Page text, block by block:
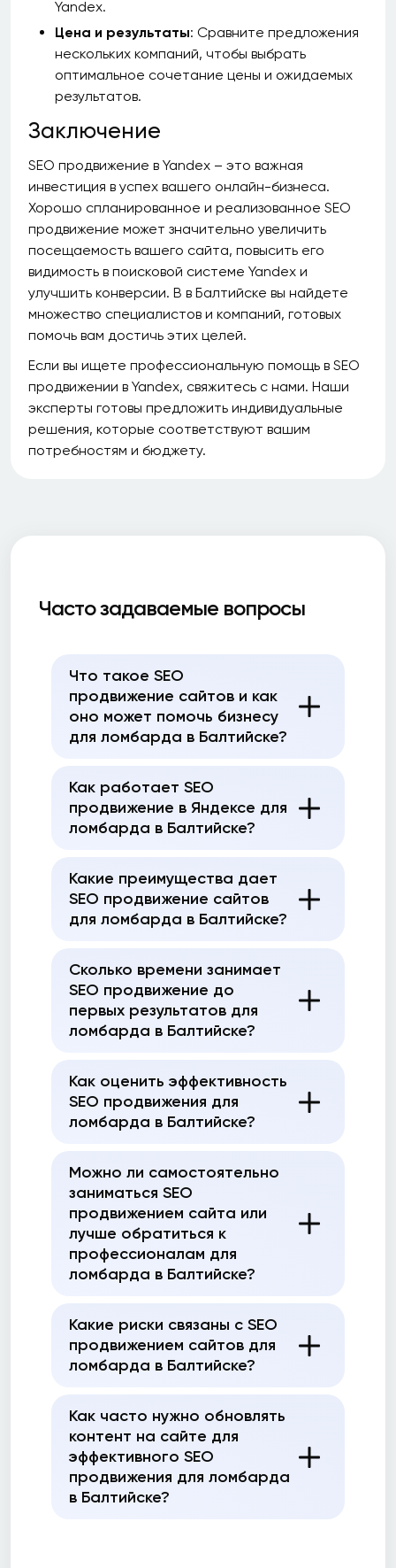
Yandex.
Цена и результаты: Сравните предложения
нескольких компаний, чтобы выбрать
оптимальное сочетание цены и ожидаемых
результатов.
Заключение
SEO продвижение в Yandex – это важная
инвестиция в успех вашего онлайн-бизнеса.
Хорошо спланированное и реализованное SEO
продвижение может значительно увеличить
посещаемость вашего сайта, повысить его
видимость в поисковой системе Yandex и
улучшить конверсии. В в Балтийске вы найдете
множество специалистов и компаний, готовых
помочь вам достичь этих целей.
Если вы ищете профессиональную помощь в SEO
продвижении в Yandex, свяжитесь с нами. Наши
эксперты готовы предложить индивидуальные
решения, которые соответствуют вашим
потребностям и бюджету.
Часто задаваемые вопросы
Что такое SEO
продвижение сайтов и как
оно может помочь бизнесу
для ломбарда в Балтийске?
Как работает SEO
продвижение в Яндексе для
ломбарда в Балтийске?
Какие преимущества дает
SEO продвижение сайтов
для ломбарда в Балтийске?
Сколько времени занимает
SEO продвижение до
первых результатов для
ломбарда в Балтийске?
Как оценить эффективность
SEO продвижения для
ломбарда в Балтийске?
Можно ли самостоятельно
заниматься SEO
продвижением сайта или
лучше обратиться к
профессионалам для
ломбарда в Балтийске?
Какие риски связаны с SEO
продвижением сайтов для
ломбарда в Балтийске?
Как часто нужно обновлять
контент на сайте для
эффективного SEO
продвижения для ломбарда
в Балтийске?